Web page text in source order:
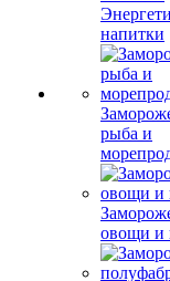
напитки
рыба и
овощи и